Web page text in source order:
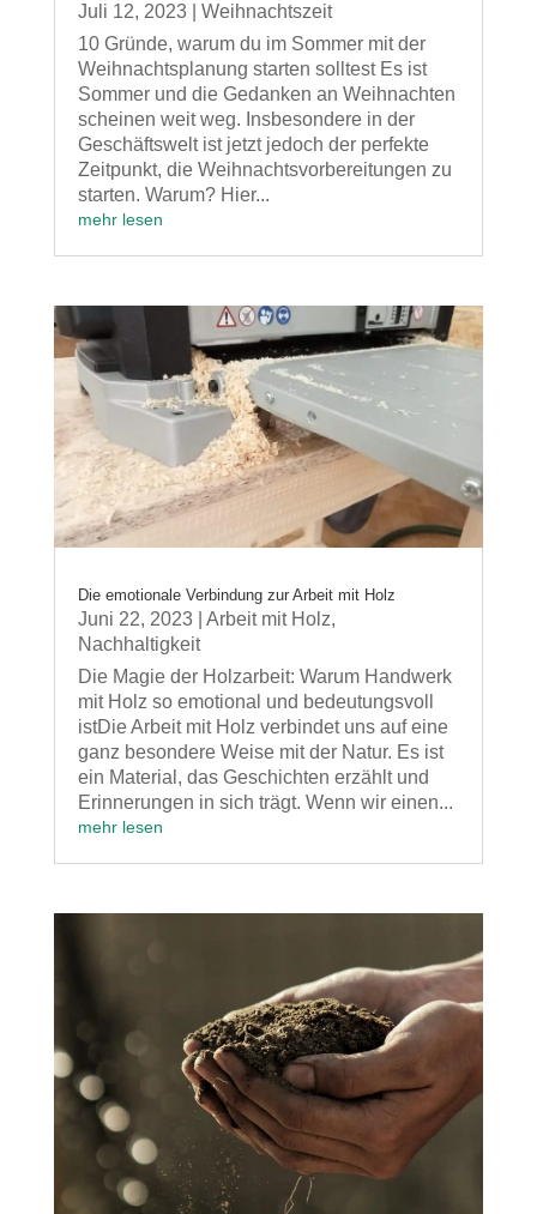
Juli 12, 2023| Weihnachtszeit
10 Gründe, warum du im Sommer mit der
Weihnachtsplanung starten solltest Es ist
Sommer und die Gedanken an Weihnachten
scheinen weit weg. Insbesondere in der
Geschäftswelt ist jetzt jedoch der perfekte
Zeitpunkt, die Weihnachtsvorbereitungen zu
starten. Warum? Hier...
mehr lesen
Die emotionale Verbindung zur Arbeit mit Holz
Juni 22, 2023| Arbeit mit Holz,
Nachhaltigkeit
Die Magie der Holzarbeit: Warum Handwerk
mit Holz so emotional und bedeutungsvoll
istDie Arbeit mit Holz verbindet uns auf eine
ganz besondere Weise mit der Natur. Es ist
ein Material, das Geschichten erzählt und
Erinnerungen in sich trägt. Wenn wir einen...
mehr lesen